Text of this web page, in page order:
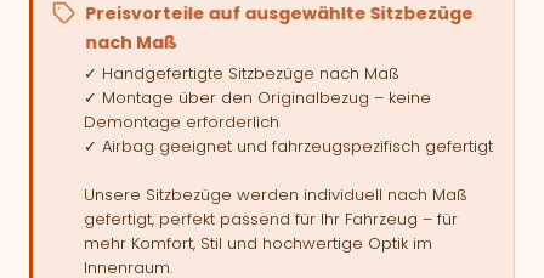
Preisvorteile auf ausgewählte Sitzbezüge
nach Maß
✓ Handgefertigte Sitzbezüge nach Maß
✓ Montage über den Originalbezug – keine
Demontage erforderlich
✓ Airbag geeignet und fahrzeugspezifisch gefertigt
Unsere Sitzbezüge werden individuell nach Maß
gefertigt, perfekt passend für Ihr Fahrzeug – für
mehr Komfort, Stil und hochwertige Optik im
Innenraum.